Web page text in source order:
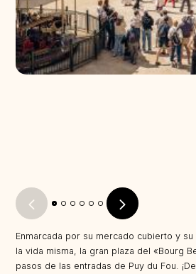
Enmarcada por su mercado cubierto y
la vida misma, la gran plaza del «Bourg
pasos de las entradas de Puy du Fou.